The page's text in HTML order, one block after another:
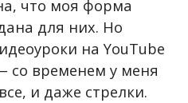
что моя форма
для них. Но
на YouTube
со временем у меня
и даже стрелки.